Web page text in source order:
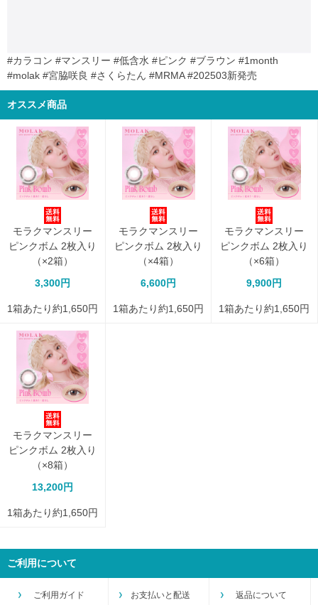
#カラコン #マンスリー #低含水 #ピンク #ブラウン #1month
#molak #宮脇咲良 #さくらたん #MRMA #202503新発売
オススメ商品
モラクマンスリー
ピンクボム 2枚入り
（×2箱）
3,300円
1箱あたり約1,650円
モラクマンスリー
ピンクボム 2枚入り
（×4箱）
6,600円
1箱あたり約1,650円
モラクマンスリー
ピンクボム 2枚入り
（×6箱）
9,900円
1箱あたり約1,650円
モラクマンスリー
ピンクボム 2枚入り
（×8箱）
13,200円
1箱あたり約1,650円
ご利用について
ご利用ガイド お支払いと配送 返品について